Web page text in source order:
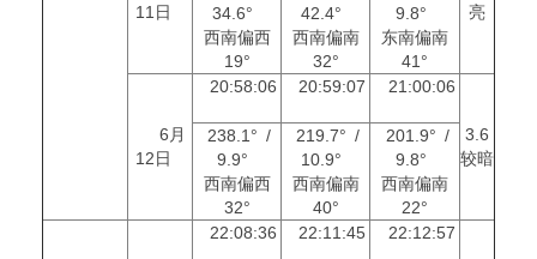
11日
亮
34.6°
西南偏西
19°
42.4°
西南偏南
32°
9.8°
东南偏南
41°
6月
12日
20:58:06 20:59:07 21:00:06
3.6
较暗
238.1° /
9.9°
西南偏西
32°
219.7° /
10.9°
西南偏南
40°
201.9° /
9.8°
西南偏南
22°
22:08:36 22:11:45 22:12:57